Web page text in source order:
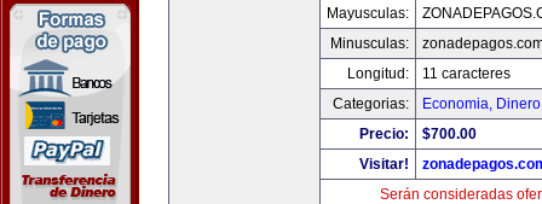
Mayusculas:
Minusculas:
Longitud:
11 caracteres
Categorias:
Economia,
Precio:
$700.00
Visitar!
Serán consideradas